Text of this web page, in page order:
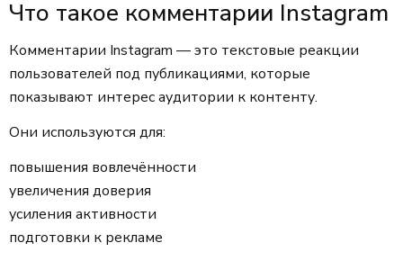
Что такое комментарии Instagram
Комментарии Instagram — это текстовые реакции
пользователей под публикациями, которые
показывают интерес аудитории к контенту.
Они используются для:
повышения вовлечённости
увеличения доверия
усиления активности
подготовки к рекламе